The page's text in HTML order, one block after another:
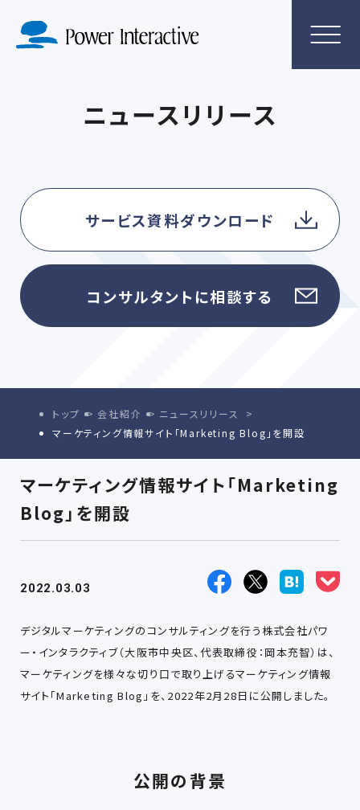
ニュースリリース
サービス資料ダウンロード
コンサルタントに相談する
トップ 会社紹介
ニュースリリース
マーケティング情報サイト「Marketing Blog」を開設
マーケティング情報サイト「Marketing
Blog」を開設
2022.03.03
デジタルマーケティングのコンサルティングを行う株式会社パワ
ー・インタラクティブ（大阪市中央区、代表取締役：岡本充智）は、
マーケティングを様々な切り口で取り上げるマーケティング情報
サイト「Marketing Blog」を、2022年2月28日に公開しました。
公開の背景